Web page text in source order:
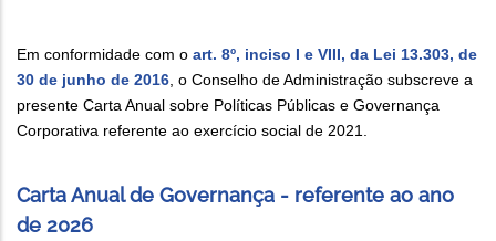
Em conformidade com o art. 8º, inciso I e VIII, da Lei 13.303, de
30 de junho de 2016 , o Conselho de Administração subscreve a
presente Carta Anual sobre Políticas Públicas e Governança
Corporativa referente ao exercício social de 2021.
Carta Anual de Governança - referente ao ano
de 2026